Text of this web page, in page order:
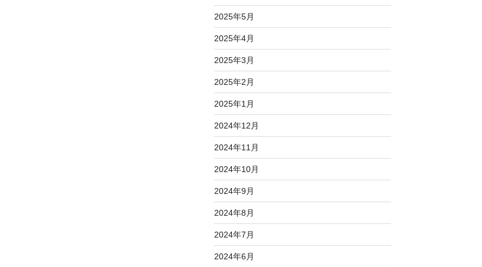
2025年5月
2025年4月
2025年3月
2025年2月
2025年1月
2024年12月
2024年11月
2024年10月
2024年9月
2024年8月
2024年7月
2024年6月